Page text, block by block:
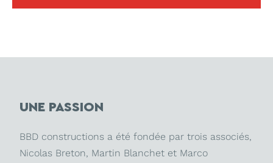
UNE PASSION
BBD constructions a été fondée par trois associés,
Nicolas Breton, Martin Blanchet et Marco